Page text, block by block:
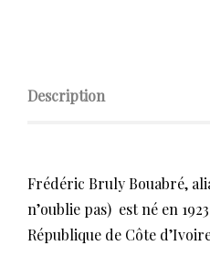
Description
Frédéric Bruly Bouabré,
n’oublie pas) est né en
République de Côte